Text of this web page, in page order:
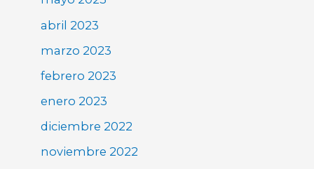
abril 2023
marzo 2023
febrero 2023
enero 2023
diciembre 2022
noviembre 2022